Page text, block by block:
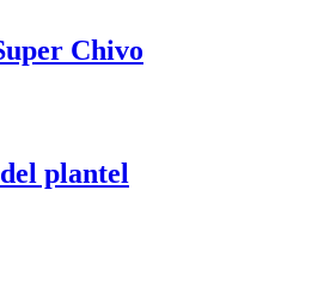
Chivo
plantel